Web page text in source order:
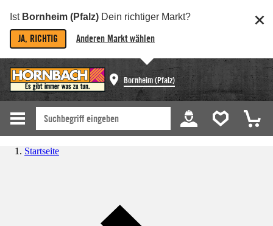
Ist Bornheim (Pfalz) Dein richtiger Markt?
JA, RICHTIG Anderen Markt wählen
Bornheim (Pfalz)
Startseite